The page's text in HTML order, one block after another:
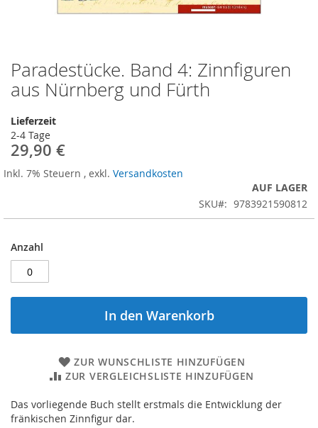
Zum
Anfang
der
springen
Paradestücke. Band 4: Zinnfiguren
aus Nürnberg und Fürth
Lieferzeit
2-4 Tage
29,90 €
Inkl. 7% Steuern , exkl. Versandkosten
AUF LAGER
SKU
9783921590812
Anzahl
In den Warenkorb
ZUR WUNSCHLISTE HINZUFÜGEN
ZUR VERGLEICHSLISTE HINZUFÜGEN
Das vorliegende Buch stellt erstmals die Entwicklung der
fränkischen Zinnfigur dar.